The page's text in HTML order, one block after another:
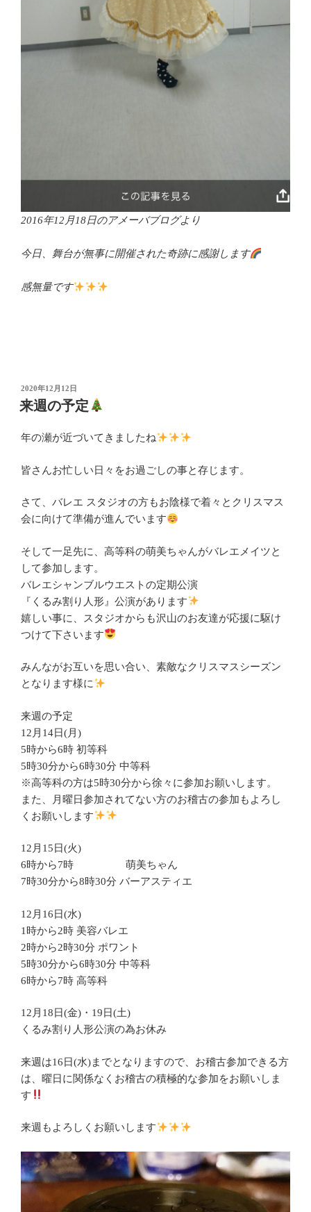
2016年12月18日のアメーバブログより
今日、舞台が無事に開催された奇跡に感謝します
感無量です
投
稿
日:
2020年12月12日
来週の予定
年の瀬が近づいてきましたね
皆さんお忙しい日々をお過ごしの事と存じます。
さて、バレエ スタジオの方もお陰様で着々とクリスマス
会に向けて準備が進んでいます
そして一足先に、高等科の萌美ちゃんがバレエメイツと
して参加します。
バレエシャンブルウエストの定期公演
『くるみ割り人形』公演があります
嬉しい事に、スタジオからも沢山のお友達が応援に駆け
つけて下さいます
みんながお互いを思い合い、素敵なクリスマスシーズン
となります様に
来週の予定
12月14日(月)
5時から6時 初等科
5時30分から6時30分 中等科
※高等科の方は5時30分から徐々に参加お願いします。
また、月曜日参加されてない方のお稽古の参加もよろし
くお願いします
12月15日(火)
6時から7時 萌美ちゃん
7時30分から8時30分 バーアスティエ
12月16日(水)
1時から2時 美容バレエ
2時から2時30分 ポワント
5時30分から6時30分 中等科
6時から7時 高等科
12月18日(金)・19日(土)
くるみ割り人形公演の為お休み
来週は16日(水)までとなりますので、お稽古参加できる方
は、曜日に関係なくお稽古の積極的な参加をお願いしま
す
来週もよろしくお願いします